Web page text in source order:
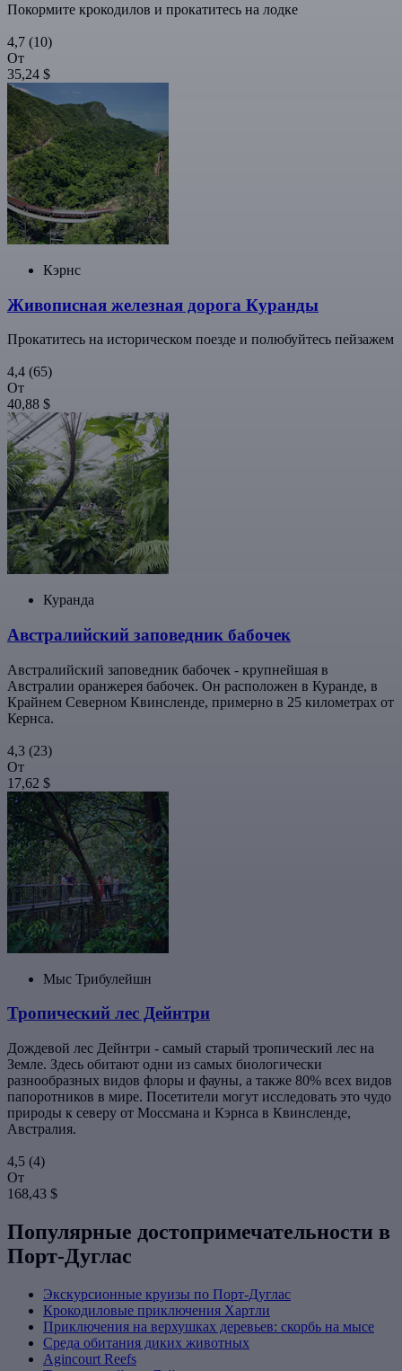
Покормите крокодилов и прокатитесь на лодке
4,7 (10)
От
35,24 $
Кэрнс
Живописная железная дорога Куранды
Прокатитесь на историческом поезде и полюбуйтесь пейзажем
4,4 (65)
От
40,88 $
Куранда
Австралийский заповедник бабочек
Австралийский заповедник бабочек - крупнейшая в
Австралии оранжерея бабочек. Он расположен в Куранде, в
Крайнем Северном Квинсленде, примерно в 25 километрах от
Кернса.
4,3 (23)
От
17,62 $
Мыс Трибулейшн
Тропический лес Дейнтри
Дождевой лес Дейнтри - самый старый тропический лес на
Земле. Здесь обитают одни из самых биологически
разнообразных видов флоры и фауны, а также 80% всех видов
папоротников в мире. Посетители могут исследовать это чудо
природы к северу от Моссмана и Кэрнса в Квинсленде,
Австралия.
4,5 (4)
От
168,43 $
Популярные достопримечательности в
Порт-Дуглас
Экскурсионные круизы по Порт-Дуглас
Крокодиловые приключения Хартли
Приключения на верхушках деревьев: скорбь на мысе
Среда обитания диких животных
Agincourt Reefs